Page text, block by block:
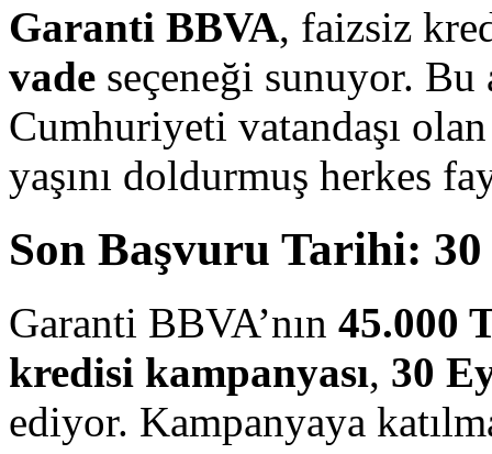
Garanti BBVA, faizsiz
vade seçeneği sunuyor.
Cumhuriyeti vatandaşı
yaşını doldurmuş herkes
Son Başvuru Tarihi:
Garanti BBVA’nın 45.000
kredisi kampanyası, 30
ediyor. Kampanyaya